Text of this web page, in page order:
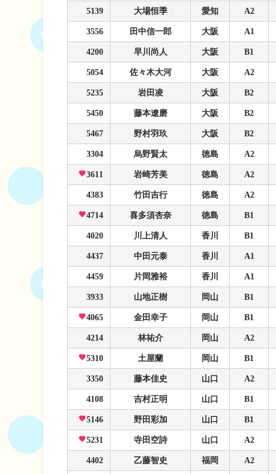
5139 大場恒季 愛知 A2
3556 田中信一郎 大阪 A1
4200 早川尚人 大阪 B1
5054 佐々木大河 大阪 A2
5235 岩田凌 大阪 B2
5450 藤本遼磨 大阪 B2
5467 野村羽玖 大阪 B2
3304 烏野賢太 徳島 A2
3611 岩崎芳美 徳島 A2
4383 竹田吉行 徳島 A2
4714 喜多須杏奈 徳島 B1
4020 川上清人 香川 B1
4437 中田元泰 香川 A1
4459 片岡雅裕 香川 A1
3933 山地正樹 岡山 B1
4065 金田幸子 岡山 B1
4214 林祐介 岡山 A2
5310 土屋蘭 岡山 B1
3350 藤本佳史 山口 A2
4108 吉村正明 山口 B1
5146 野田彩加 山口 B1
5231 寺田空詩 山口 A2
4402 乙藤智史 福岡 A2